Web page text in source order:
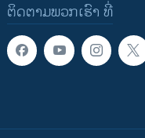
ຕິດຕາມພວກເຮົາ ທີ່